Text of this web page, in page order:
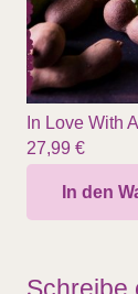
In Love With
27,99 €
In den